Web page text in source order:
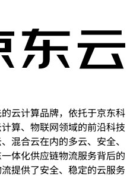
云计算品牌，依托于京东科
算、物联网领域的前沿科技
混合云在内的多云、安全、
体化供应链物流服务背后的
提供了安全、稳定的云服务